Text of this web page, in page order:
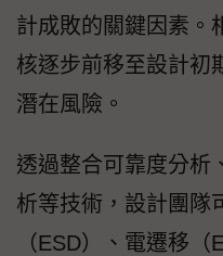
計成敗的關鍵因素。
核逐步前移至設計初
潛在風險。
透過整合可靠度分析
析等技術，設計團隊
（ESD）、電遷移（